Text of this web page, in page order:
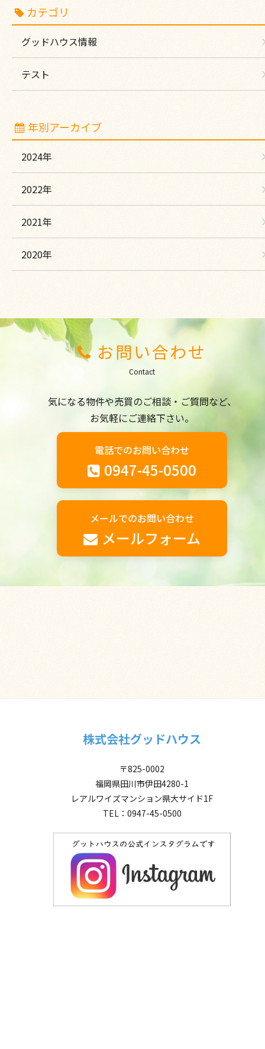
カテゴリ
グッドハウス情報
テスト
年別アーカイブ
2024年
2022年
2021年
2020年
お問い合わせ
Contact
気になる物件や売買のご相談・ご質問など、
お気軽にご連絡下さい。
電話でのお問い合わせ
0947-45-0500
メールでのお問い合わせ
メールフォーム
株式会社グッドハウス
〒825-0002
福岡県田川市伊田4280-1
レアルワイズマンション県大サイド1F
TEL：0947-45-0500